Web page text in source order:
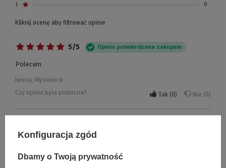
1
0
Kliknij ocenę aby filtrować opinie
5/5 Opinia potwierdzona zakupem
Polecam
Iwona, Myslowice
Czy opinia była pomocna?
Tak 0 Nie 0
Mata bardzo bardzo dobrej jakosci. Bardzo sie sprawdza podczas
Konfiguracja zgód
Dbamy o Twoją prywatność